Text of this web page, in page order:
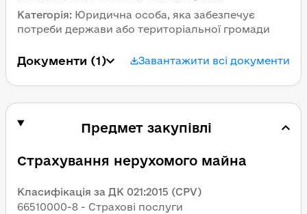
Категорія: Юридична особа, яка забезпечує
потреби держави або територіальної громади
Документи (1) Завантажити всі документи
Предмет закупівлі
Страхування нерухомого майна
Класифікація за ДК 021:2015 (CPV)
66510000-8 - Страхові послуги